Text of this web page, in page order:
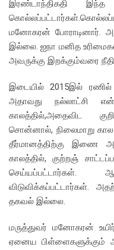
இரண்டாந்திகதி
மனோகரன் போராடினார்.
இல்லை. ஐநா மனித
அவருக்கு இறக்கும்வரை
இடையில் 2015இல் ரணில்
அதாவது நல்லாட்சி
காலத்தில்,அதைவிட
சொன்னால், நிலைமாறு கால
தீர்மானத்திற்கு இணை
காலத்தில், குற்றஞ்
விடுவிக்கப்பட்டார்கள்.
தகவல் இல்லை.
மருத்துவர் மனோகரன்
ஏனைய பிள்ளைகளுக்கும்